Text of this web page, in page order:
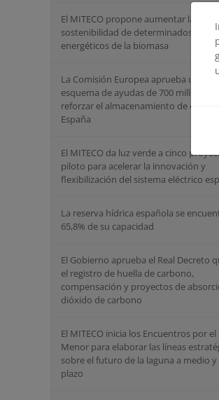
El MITECO propone aumentar la
sostenibilidad de determinados usos
energéticos de la biomasa
La Comisión Europea aprueba un
esquema de ayudas de 700 millones
reforzar el almacenamiento de energía
España
El MITECO da luz verde a cinco
piloto para acelerar la innovación y
flexibilización del sistema eléctrico
La reserva hídrica española se
65,8% de su capacidad
El Gobierno aprueba el Real Decreto
el registro de huella de carbono,
compensación y proyectos de
dióxido de carbono
El MITECO inicia los Encuentros por
Menor para elaborar las líneas
sobre el futuro de la laguna a medio y
plazo